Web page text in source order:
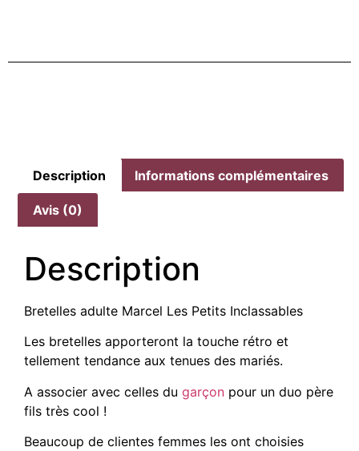
Description Informations complémentaires
Avis (0)
Description
Bretelles adulte Marcel Les Petits Inclassables
Les bretelles apporteront la touche rétro et
tellement tendance aux tenues des mariés.
A associer avec celles du garçon pour un duo père
fils très cool !
Beaucoup de clientes femmes les ont choisies